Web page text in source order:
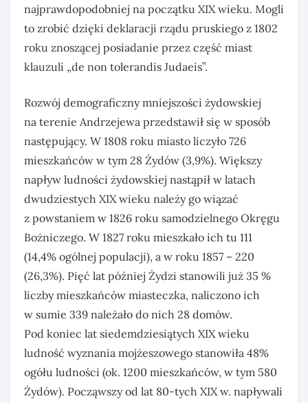
najprawdopodobniej na początku XIX wieku. Mogli
to zrobić dzięki deklaracji rządu pruskiego z 1802
roku znoszącej posiadanie przez część miast
klauzuli „de non tolerandis Judaeis”.
Rozwój demograficzny mniejszości żydowskiej
na terenie Andrzejewa przedstawił się w sposób
następujący. W 1808 roku miasto liczyło 726
mieszkańców w tym 28 Żydów (3,9%). Większy
napływ ludności żydowskiej nastąpił w latach
dwudziestych XIX wieku należy go wiązać
z powstaniem w 1826 roku samodzielnego Okręgu
Bożniczego. W 1827 roku mieszkało ich tu 111
(14,4% ogólnej populacji), a w roku 1857 – 220
(26,3%). Pięć lat później Żydzi stanowili już 35 %
liczby mieszkańców miasteczka, naliczono ich
w sumie 339 należało do nich 28 domów.
Pod koniec lat siedemdziesiątych XIX wieku
ludność wyznania mojżeszowego stanowiła 48%
ogółu ludności (ok. 1200 mieszkańców, w tym 580
Żydów). Począwszy od lat 80-tych XIX w. napływali